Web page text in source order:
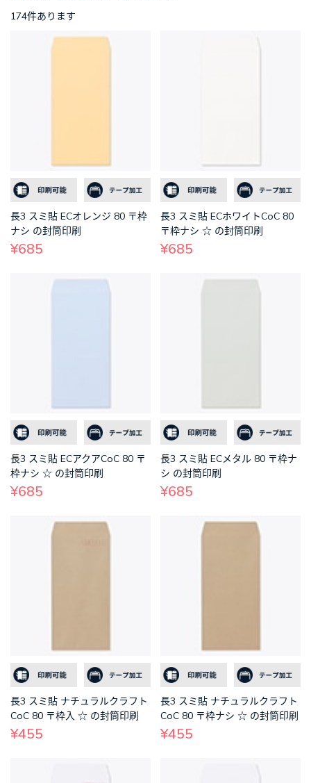
174件あります
長3 スミ貼 ECオレンジ 80 〒枠
ナシ の封筒印刷
¥685
長3 スミ貼 ECホワイトCoC 80
〒枠ナシ ☆ の封筒印刷
¥685
長3 スミ貼 ECアクアCoC 80 〒
枠ナシ ☆ の封筒印刷
¥685
長3 スミ貼 ECメタル 80 〒枠ナ
シ の封筒印刷
¥685
長3 スミ貼 ナチュラルクラフト
CoC 80 〒枠入 ☆ の封筒印刷
¥455
長3 スミ貼 ナチュラルクラフト
CoC 80 〒枠ナシ ☆ の封筒印刷
¥455